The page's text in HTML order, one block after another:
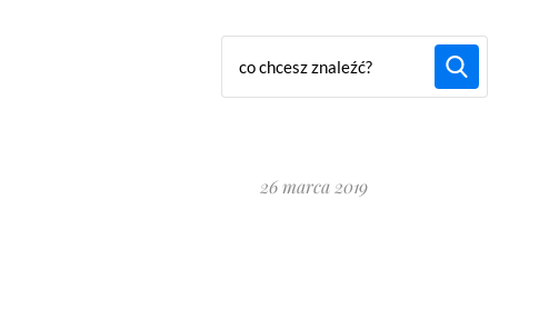
26 marca 2019